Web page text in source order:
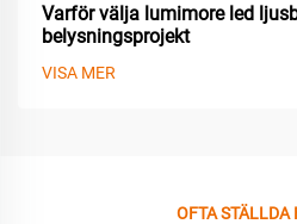
Varför välja lumimore led
belysningsprojekt
VISA MER
OFTA STÄLLDA